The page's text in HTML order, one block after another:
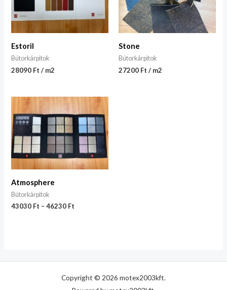
Estoril
Bútorkárpitok
28090 Ft / m2
Stone
Bútorkárpitok
27200 Ft / m2
Atmosphere
Bútorkárpitok
43030 Ft –46230 Ft
Copyright © 2026 motex2003kft.